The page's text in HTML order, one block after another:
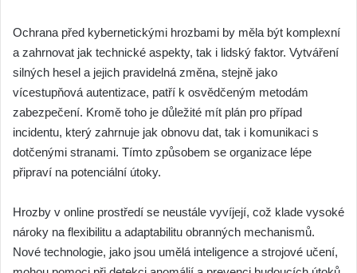
Ochrana před kybernetickými hrozbami by měla být komplexní
a zahrnovat jak technické aspekty, tak i lidský faktor. Vytváření
silných hesel a jejich pravidelná změna, stejně jako
vícestupňová autentizace, patří k osvědčeným metodám
zabezpečení. Kromě toho je důležité mít plán pro případ
incidentu, který zahrnuje jak obnovu dat, tak i komunikaci s
dotčenými stranami. Tímto způsobem se organizace lépe
připraví na potenciální útoky.
Hrozby v online prostředí se neustále vyvíjejí, což klade vysoké
nároky na flexibilitu a adaptabilitu obranných mechanismů.
Nové technologie, jako jsou umělá inteligence a strojové učení,